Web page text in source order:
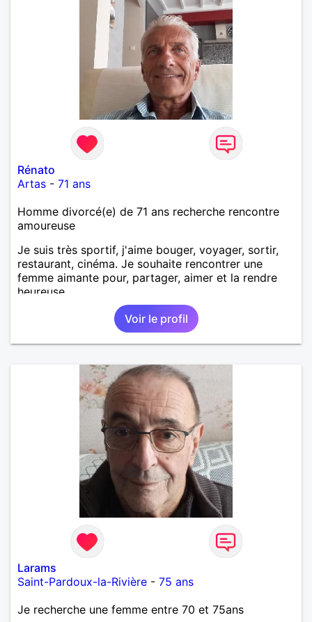
Rénato
Artas - 71 ans
Homme divorcé(e) de 71 ans recherche rencontre
amoureuse
Je suis très sportif, j'aime bouger, voyager, sortir,
restaurant, cinéma. Je souhaite rencontrer une
femme aimante pour, partager, aimer et la rendre
heureuse.
Voir le profil
Larams
Saint-Pardoux-la-Rivière - 75 ans
Je recherche une femme entre 70 et 75ans